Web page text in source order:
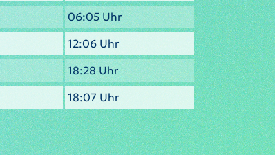
06:05 Uhr
12:06 Uhr
18:28 Uhr
18:07 Uhr